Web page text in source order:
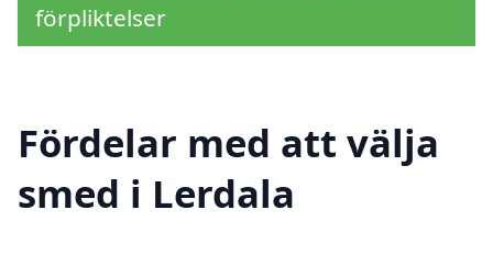
förpliktelser
Fördelar med att välja
smed i Lerdala